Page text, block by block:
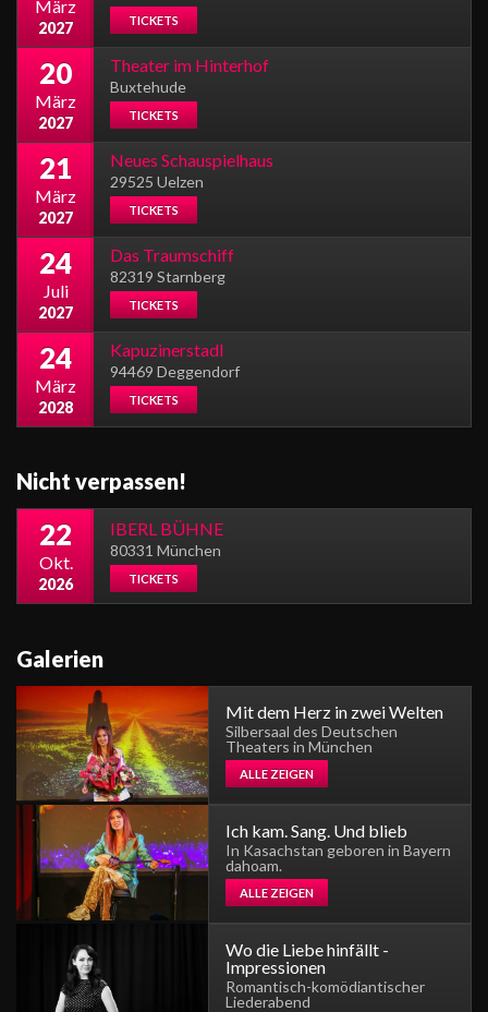
März
2027 TICKETS
20
März
2027
Theater im Hinterhof
Buxtehude
TICKETS
21
März
2027
Neues Schauspielhaus
29525 Uelzen
TICKETS
24
Juli
2027
Das Traumschiff
82319 Starnberg
TICKETS
24
März
2028
Kapuzinerstadl
94469 Deggendorf
TICKETS
Nicht verpassen!
22
Okt.
2026
IBERL BÜHNE
80331 München
TICKETS
Galerien
Mit dem Herz in zwei Welten
Silbersaal des Deutschen
Theaters in München
ALLE ZEIGEN
Ich kam. Sang. Und blieb
In Kasachstan geboren in Bayern
dahoam.
ALLE ZEIGEN
Wo die Liebe hinfällt -
Impressionen
Romantisch-komödiantischer
Liederabend